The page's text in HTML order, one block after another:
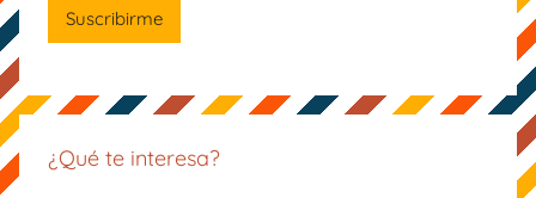
¿Qué te interesa?